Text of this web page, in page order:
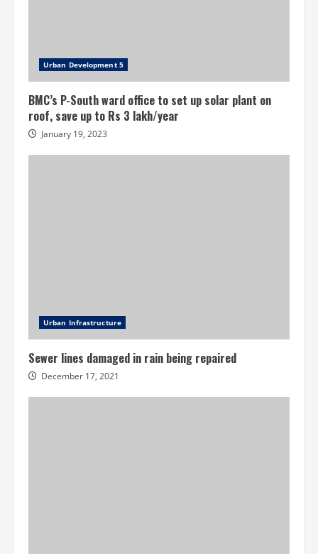
Urban Development 5
BMC’s P-South ward office to set up solar plant on
roof, save up to Rs 3 lakh/year
January 19, 2023
Urban Infrastructure
Sewer lines damaged in rain being repaired
December 17, 2021